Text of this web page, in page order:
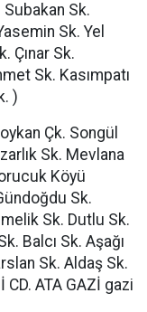
Sk.
Sk. Yel
Çınar Sk.
Sk. Kasımpatı
)
Çk. Songül
Sk. Mevlana
Köyü
Sk.
Sk. Dutlu Sk.
Balcı Sk. Aşağı
Sk. Aldaş Sk.
CD. ATA GAZİ gazi